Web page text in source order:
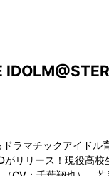
ラマチックアイドル
リリース！現役高校